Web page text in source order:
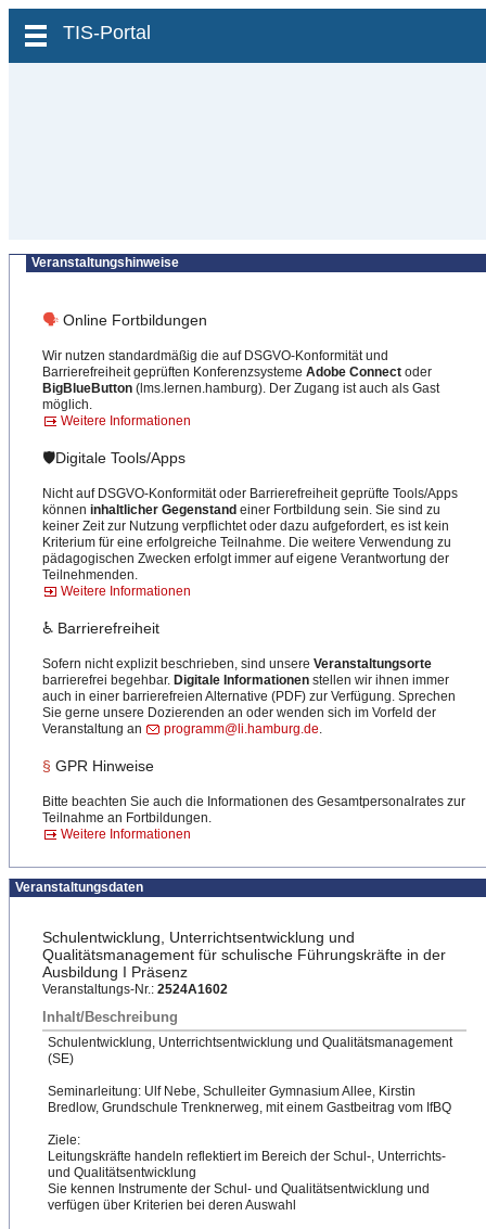
zum Inhalt wechseln
TIS-Portal
Veranstaltungshinweise
🗣 Online Fortbildungen
Wir nutzen standardmäßig die auf DSGVO-Konformität und
Barrierefreiheit geprüften Konferenzsysteme Adobe Connect oder
BigBlueButton (lms.lernen.hamburg). Der Zugang ist auch als Gast
möglich.
Weitere Informationen
🛡️Digitale Tools/Apps
Nicht auf DSGVO-Konformität oder Barrierefreiheit geprüfte Tools/Apps
können inhaltlicher Gegenstand einer Fortbildung sein. Sie sind zu
keiner Zeit zur Nutzung verpflichtet oder dazu aufgefordert, es ist kein
Kriterium für eine erfolgreiche Teilnahme. Die weitere Verwendung zu
pädagogischen Zwecken erfolgt immer auf eigene Verantwortung der
Teilnehmenden.
Weitere Informationen
♿ Barrierefreiheit
Sofern nicht explizit beschrieben, sind unsere Veranstaltungsorte
barrierefrei begehbar. Digitale Informationen stellen wir ihnen immer
auch in einer barrierefreien Alternative (PDF) zur Verfügung. Sprechen
Sie gerne unsere Dozierenden an oder wenden sich im Vorfeld der
Veranstaltung an
programm@li.hamburg.de.
§ GPR Hinweise
Bitte beachten Sie auch die Informationen des Gesamtpersonalrates zur
Teilnahme an Fortbildungen.
Weitere Informationen
Veranstaltungsdaten
Schulentwicklung, Unterrichtsentwicklung und
Qualitätsmanagement für schulische Führungskräfte in der
Ausbildung I Präsenz
Veranstaltungs-Nr.: 2524A1602
Inhalt/Beschreibung
Schulentwicklung, Unterrichtsentwicklung und Qualitätsmanagement
(SE)
Seminarleitung: Ulf Nebe, Schulleiter Gymnasium Allee, Kirstin
Bredlow, Grundschule Trenknerweg, mit einem Gastbeitrag vom IfBQ
Ziele:
Leitungskräft​e handeln reflektiert im Bereich der Schul-, Unterrichts-
und Qualitätsentwicklung
Sie kennen Instrumente der Schul- und Qualitätsentwicklung und
verfügen über Kriterien bei deren Auswahl